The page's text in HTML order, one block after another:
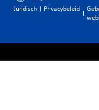
Juridisch Privacybeleid